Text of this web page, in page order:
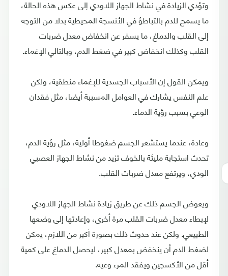
وتؤدي الزيادة في نشاط الجهاز اللاودي إلى عكس هذه الحالة،
ما يسمح للدم بالتباطؤ في الأنسجة المحيطية بدلا من التوجه
إلى القلب والدماغ، ما يسفر عن انخفاض معدل ضربات
القلب وكذلك انخفاض كبير في ضغط الدم، وبالتالي الإغماء.
ويمكن القول إن الأسباب الجسدية للإغماء منطقية، ولكن
علم النفس يشارك في العوامل المسببة أيضا، مثل فقدان
الوعي بسبب رؤية الدماء.
وعادة، عندما يستشعر الجسم ضغوطا أولية، مثل رؤية الدم،
تحدث استجابة مليئة بالخوف تزيد من نشاط الجهاز العصبي
الودي، ويرتفع معدل ضربات القلب.
ويعوض الجسم ذلك عن طريق زيادة نشاط الجهاز اللاودي
لإبطاء معدل ضربات القلب مرة أخرى، وإعادتها إلى وضعها
الطبيعي. ولكن عند حدوث ذلك بصورة أكبر من اللازم، يمكن
لضغط الدم أن ينخفض بمعدل كبير، ليحصل الدماغ على كمية
أقل من الأكسجين ويفقد المرء وعيه.